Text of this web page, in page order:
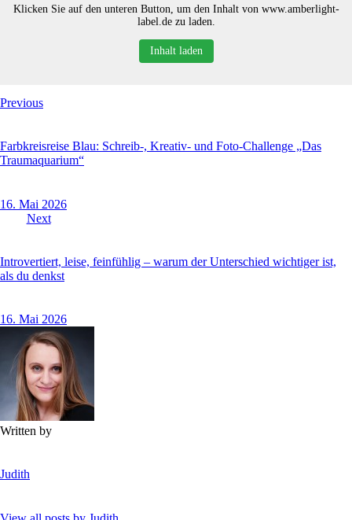
Klicken Sie auf den unteren Button, um den Inhalt von www.amberlight-
label.de zu laden.
Inhalt laden
Previous
Farbkreisreise Blau: Schreib-, Kreativ- und Foto-Challenge „Das
Traumaquarium“
16. Mai 2026
Next
Introvertiert, leise, feinfühlig – warum der Unterschied wichtiger ist,
als du denkst
16. Mai 2026
Written by
Judith